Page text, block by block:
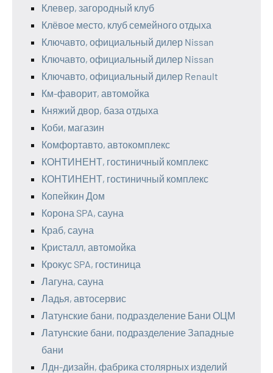
Клевер, загородный клуб
Клёвое место, клуб семейного отдыха
Ключавто, официальный дилер Nissan
Ключавто, официальный дилер Nissan
Ключавто, официальный дилер Renault
Км-фаворит, автомойка
Княжий двор, база отдыха
Коби, магазин
Комфортавто, автокомплекс
КОНТИНЕНТ, гостиничный комплекс
КОНТИНЕНТ, гостиничный комплекс
Копейкин Дом
Корона SPA, сауна
Краб, сауна
Кристалл, автомойка
Крокус SPA, гостиница
Лагуна, сауна
Ладья, автосервис
Латунские бани, подразделение Бани ОЦМ
Латунские бани, подразделение Западные
бани
Лдн-дизайн, фабрика столярных изделий